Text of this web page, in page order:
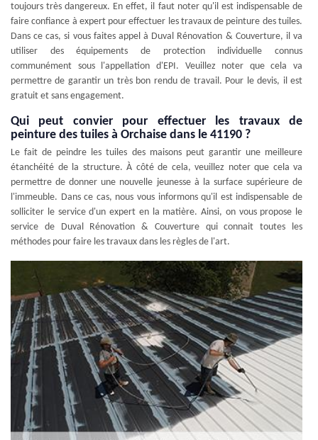
toujours très dangereux. En effet, il faut noter qu'il est indispensable de
faire confiance à expert pour effectuer les travaux de peinture des tuiles.
Dans ce cas, si vous faites appel à Duval Rénovation & Couverture, il va
utiliser des équipements de protection individuelle connus
communément sous l'appellation d'EPI. Veuillez noter que cela va
permettre de garantir un très bon rendu de travail. Pour le devis, il est
gratuit et sans engagement.
Qui peut convier pour effectuer les travaux de
peinture des tuiles à Orchaise dans le 41190 ?
Le fait de peindre les tuiles des maisons peut garantir une meilleure
étanchéité de la structure. À côté de cela, veuillez noter que cela va
permettre de donner une nouvelle jeunesse à la surface supérieure de
l'immeuble. Dans ce cas, nous vous informons qu'il est indispensable de
solliciter le service d'un expert en la matière. Ainsi, on vous propose le
service de Duval Rénovation & Couverture qui connait toutes les
méthodes pour faire les travaux dans les règles de l'art.